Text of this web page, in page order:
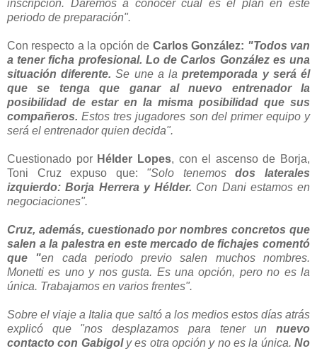
inscripción. Daremos a conocer cuál es el plan en este
periodo de preparación".
Con respecto a la opción de Carlos González: "Todos van
a tener ficha profesional. Lo de Carlos González es una
situación diferente. Se une a lapretemporada y será él
que se tenga que ganar al nuevo entrenador la
posibilidad de estar en la misma posibilidad que sus
compañeros. Estos tres jugadores son del primer equipo y
será el entrenador quien decida".
Cuestionado por Hélder Lopes, con el ascenso de Borja,
Toni Cruz expuso que: "Solo tenemosdos laterales
izquierdo: Borja Herrera y Hélder. Con Dani estamos en
negociaciones".
Cruz, además, cuestionado por nombres concretos que
salen a la palestra en este mercado de fichajes comentó
que "en cada periodo previo salen muchos nombres.
Monetti es uno y nos gusta. Es una opción, pero no es la
única. Trabajamos en varios frentes".
Sobre el viaje a Italia que saltó a los medios estos días atrás
explicó que
"nos desplazamos para tener unnuevo
contacto con Gabigol y es otra opción y no es la única. No